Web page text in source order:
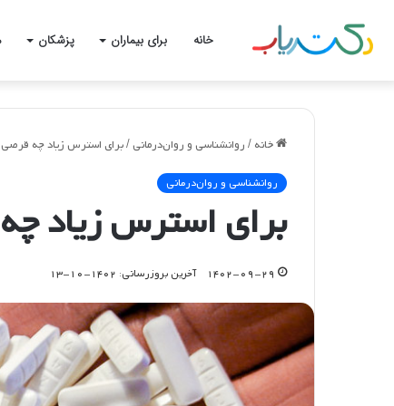
خانه برای بیماران پزشکان
خانه / روانشناسی و روان‌درمانی/برای استرس زیاد چه قرصی
روانشناسی و روان‌درمانی
برای استرس زیاد
۱۴۰۲-۰۹-۲۹ آخرین بروزرسانی: ۱۴۰۲-۱۰-۱۳